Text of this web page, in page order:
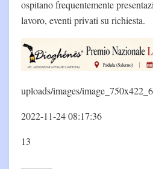
ospitano frequentemente
lavoro, eventi privati su richiesta.
uploads/images/
2022-11-24 08:17:36
13